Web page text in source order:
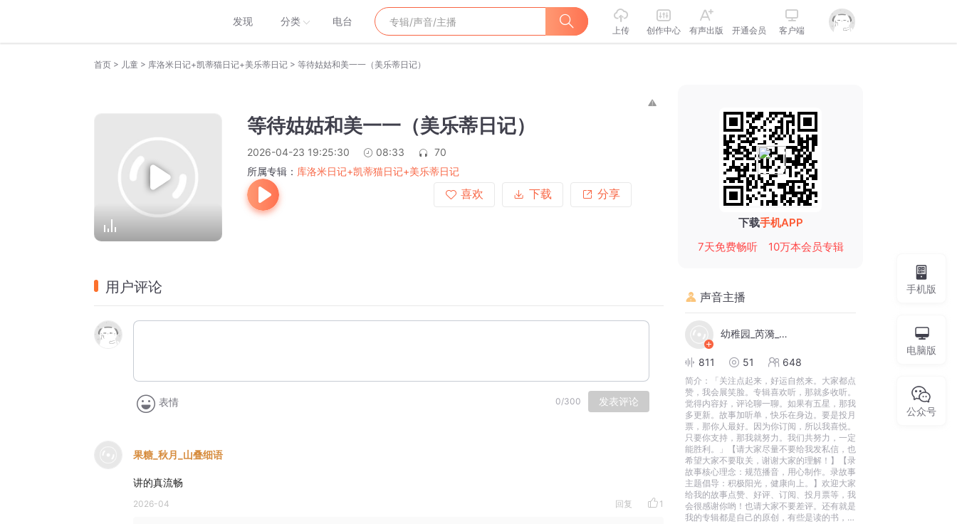
发现 分类 电台
上传 创作中心 有声出版 开通会员 客户端
首页 > 儿童 > 库洛米日记+凯蒂猫日记+美乐蒂日记 > 等待姑姑和美一一（美乐蒂日记）
等待姑姑和美一一（美乐蒂日记）
2026-04-23 19:25:30 08:33
70
所属专辑： 库洛米日记+凯蒂猫日记+美乐蒂日记
喜欢
下载 分享
用户评论
表情 0/300 发表评论
果糖_秋月_山叠细语
讲的真流畅
2026-04 回复 1
下载手机APP
7天免费畅听
10万本会员专辑
声音主播
幼稚园_芮漪_媛宝
811 51 648
简介：
「关注点起来，好运自然来。大家都点
赞，我会展笑脸。专辑喜欢听，那就多收听。
觉得内容好，评论聊一聊。如果有五星，那我
多更新。故事加听单，快乐在身边。要是投月
票，那你人最好。因为你订阅，所以我喜悦。
只要你支持，那我就努力。我们共努力，一定
能胜利。」【请大家尽量不要给我发私信，也
希望大家不要取关，谢谢大家的理解！】【录
故事核心理念：规范播音，用心制作。录故事
主题倡导：积极阳光，健康向上。】欢迎大家
给我的故事点赞、好评、订阅、投月票等，我
会很感谢你哟！也请大家不要差评。还有就是
我的专辑都是自己的原创，有些是读的书，所
手机版
电脑版
公众号